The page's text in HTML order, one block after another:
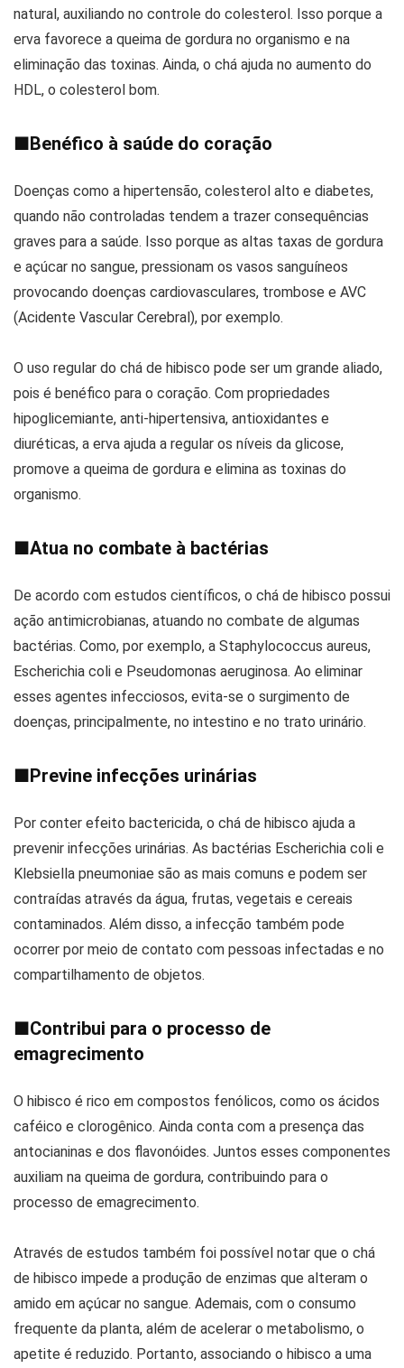
natural, auxiliando no controle do colesterol. Isso porque a
erva favorece a queima de gordura no organismo e na
eliminação das toxinas. Ainda, o chá ajuda no aumento do
HDL, o colesterol bom.
■Benéfico à saúde do coração
Doenças como a hipertensão, colesterol alto e diabetes,
quando não controladas tendem a trazer consequências
graves para a saúde. Isso porque as altas taxas de gordura
e açúcar no sangue, pressionam os vasos sanguíneos
provocando doenças cardiovasculares, trombose e AVC
(Acidente Vascular Cerebral), por exemplo.
O uso regular do chá de hibisco pode ser um grande aliado,
pois é benéfico para o coração. Com propriedades
hipoglicemiante, anti-hipertensiva, antioxidantes e
diuréticas, a erva ajuda a regular os níveis da glicose,
promove a queima de gordura e elimina as toxinas do
organismo.
■Atua no combate à bactérias
De acordo com estudos científicos, o chá de hibisco possui
ação antimicrobianas, atuando no combate de algumas
bactérias. Como, por exemplo, a Staphylococcus aureus,
Escherichia coli e Pseudomonas aeruginosa. Ao eliminar
esses agentes infecciosos, evita-se o surgimento de
doenças, principalmente, no intestino e no trato urinário.
■Previne infecções urinárias
Por conter efeito bactericida, o chá de hibisco ajuda a
prevenir infecções urinárias. As bactérias Escherichia coli e
Klebsiella pneumoniae são as mais comuns e podem ser
contraídas através da água, frutas, vegetais e cereais
contaminados. Além disso, a infecção também pode
ocorrer por meio de contato com pessoas infectadas e no
compartilhamento de objetos.
■Contribui para o processo de
emagrecimento
O hibisco é rico em compostos fenólicos, como os ácidos
caféico e clorogênico. Ainda conta com a presença das
antocianinas e dos flavonóides. Juntos esses componentes
auxiliam na queima de gordura, contribuindo para o
processo de emagrecimento.
Através de estudos também foi possível notar que o chá
de hibisco impede a produção de enzimas que alteram o
amido em açúcar no sangue. Ademais, com o consumo
frequente da planta, além de acelerar o metabolismo, o
apetite é reduzido. Portanto, associando o hibisco a uma